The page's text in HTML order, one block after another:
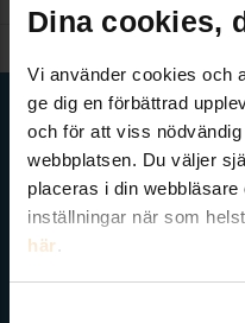
Dina cookies,
Vi använder cookies och
ge dig en förbättrad
och för att viss
webbplatsen. Du väljer
placeras i din
inställningar när som
här.
Få senaste
Här kan du välja att
utskick. Nyheter från
Akademi, Allmännyttans
medlem finns även